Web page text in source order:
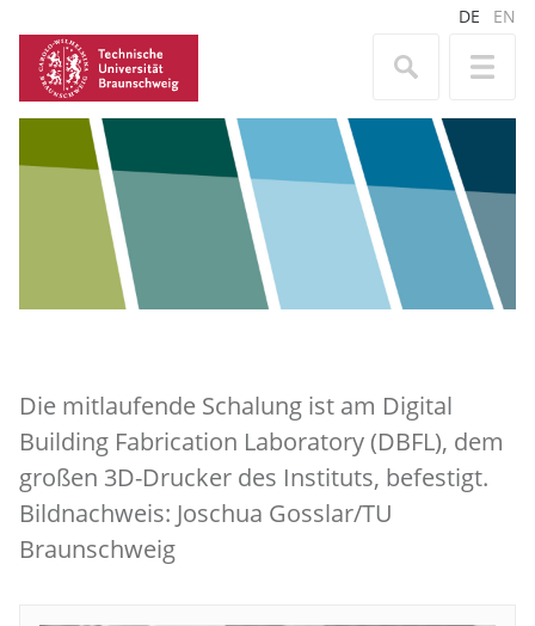
DE EN
Die mitlaufende Schalung ist am Digital
Building Fabrication Laboratory (DBFL), dem
großen 3D-Drucker des Instituts, befestigt.
Bildnachweis: Joschua Gosslar/TU
Braunschweig